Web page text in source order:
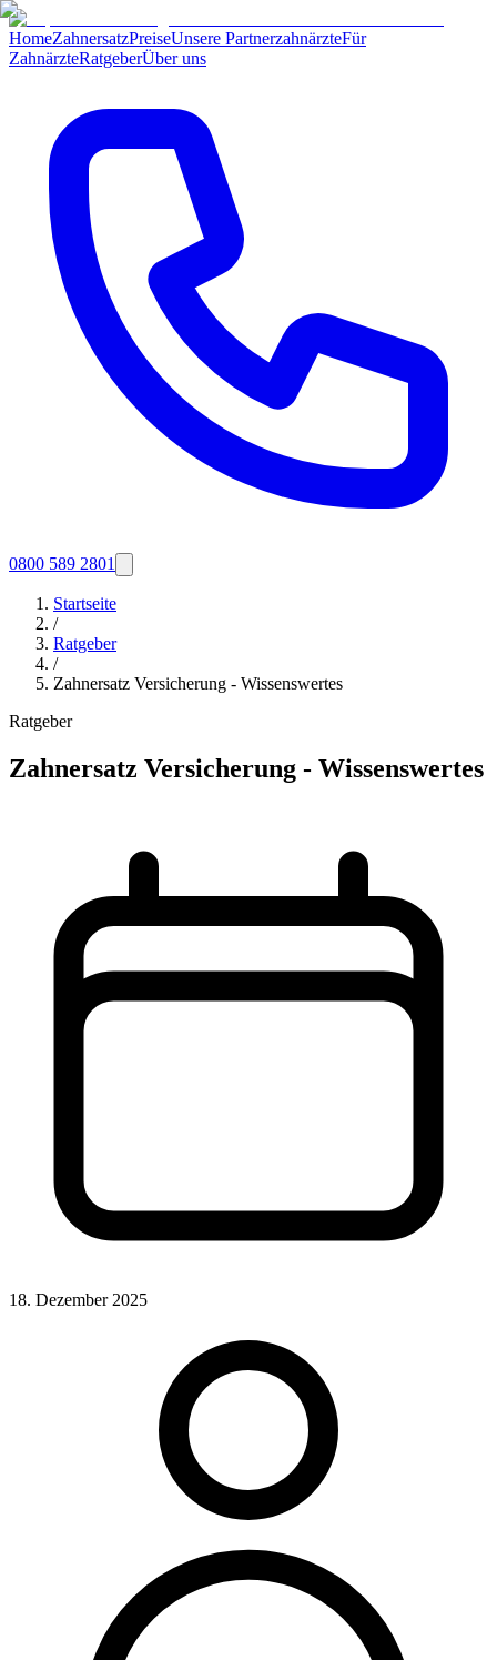
HomeZahnersatzPreiseUnsere PartnerzahnärzteFür
ZahnärzteRatgeberÜber uns
0800 589 2801
Startseite
/
Ratgeber
/
Zahnersatz Versicherung - Wissenswertes
Ratgeber
Zahnersatz Versicherung - Wissenswertes
18. Dezember 2025